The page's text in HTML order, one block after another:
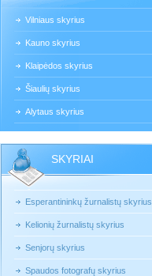
Vilniaus skyrius
Kauno skyrius
Klaipėdos skyrius
Šiaulių skyrius
Alytaus skyrius
SKYRIAI
Esperantininkų žurnalistų skyrius
Kelionių žurnalistų skyrius
Senjorų skyrius
Spaudos fotografų skyrius